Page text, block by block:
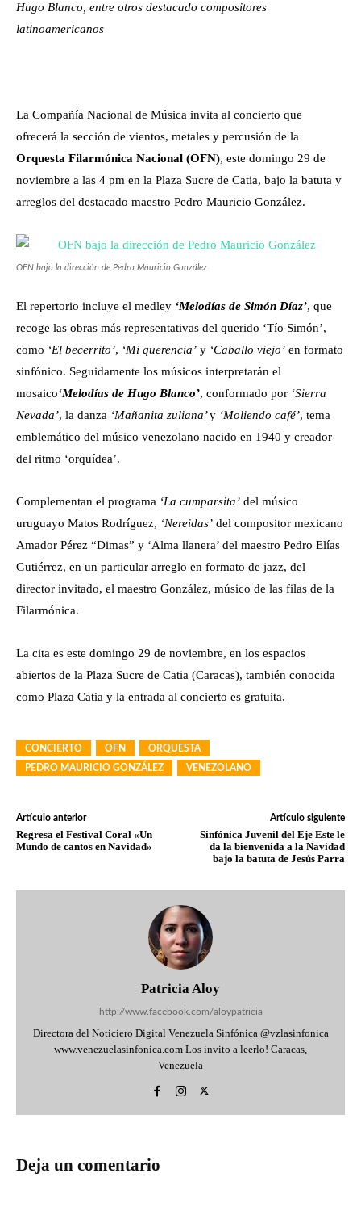
Hugo Blanco, entre otros destacado compositores
latinoamericanos
La Compañía Nacional de Música invita al concierto que
ofrecerá la sección de vientos, metales y percusión de la
Orquesta Filarmónica Nacional (OFN), este domingo 29 de
noviembre a las 4 pm en la Plaza Sucre de Catia, bajo la batuta y
arreglos del destacado maestro Pedro Mauricio González.
OFN bajo la dirección de Pedro Mauricio González
El repertorio incluye el medley ‘Melodías de Simón Díaz’, que
recoge las obras más representativas del querido ‘Tío Simón’,
como ‘El becerrito’, ‘Mi querencia’ y ‘Caballo viejo’ en formato
sinfónico. Seguidamente los músicos interpretarán el
mosaico‘Melodías de Hugo Blanco’, conformado por ‘Sierra
Nevada’, la danza ‘Mañanita zuliana’y ‘Moliendo café’, tema
emblemático del músico venezolano nacido en 1940 y creador
del ritmo ‘orquídea’.
Complementan el programa ‘La cumparsita’ del músico
uruguayo Matos Rodríguez, ‘Nereidas’ del compositor mexicano
Amador Pérez “Dimas” y ‘Alma llanera’ del maestro Pedro Elías
Gutiérrez, en un particular arreglo en formato de jazz, del
director invitado, el maestro González, músico de las filas de la
Filarmónica.
La cita es este domingo 29 de noviembre, en los espacios
abiertos de la Plaza Sucre de Catia (Caracas), también conocida
como Plaza Catia y la entrada al concierto es gratuita.
CONCIERTO OFN
ORQUESTA
PEDRO MAURICIO GONZÁLEZ
VENEZOLANO
Artículo anterior
Regresa el Festival Coral «Un
Mundo de cantos en Navidad»
Artículo siguiente
Sinfónica Juvenil del Eje Este le
da la bienvenida a la Navidad
bajo la batuta de Jesús Parra
Patricia Aloy
http://www.facebook.com/aloypatricia
Directora del Noticiero Digital Venezuela Sinfónica @vzlasinfonica
www.venezuelasinfonica.com Los invito a leerlo! Caracas,
Venezuela
Deja un comentario